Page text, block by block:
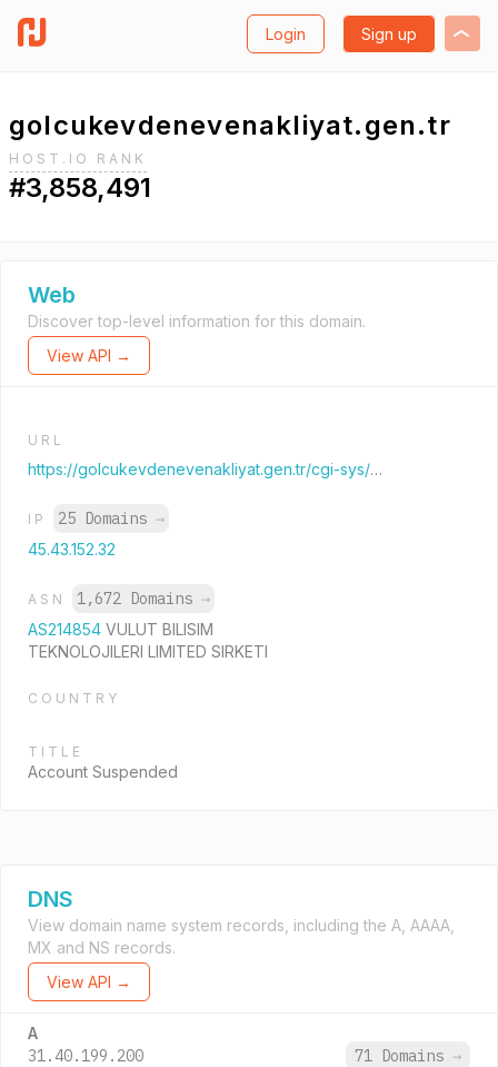
Login Sign up
golcukevdenevenakliyat.gen.tr
HOST.IO RANK
#3,858,491
Web
Discover top-level information for this domain.
View API →
URL
https://golcukevdenevenakliyat.gen.tr/cgi-sys/suspendedpage.cgi
IP 25 Domains →
45.43.152.32
ASN 1,672 Domains →
AS214854 VULUT BILISIM
TEKNOLOJILERI LIMITED SIRKETI
COUNTRY
TITLE
Account Suspended
DNS
View domain name system records, including the A, AAAA,
MX and NS records.
View API →
A
31.40.199.200 71 Domains →